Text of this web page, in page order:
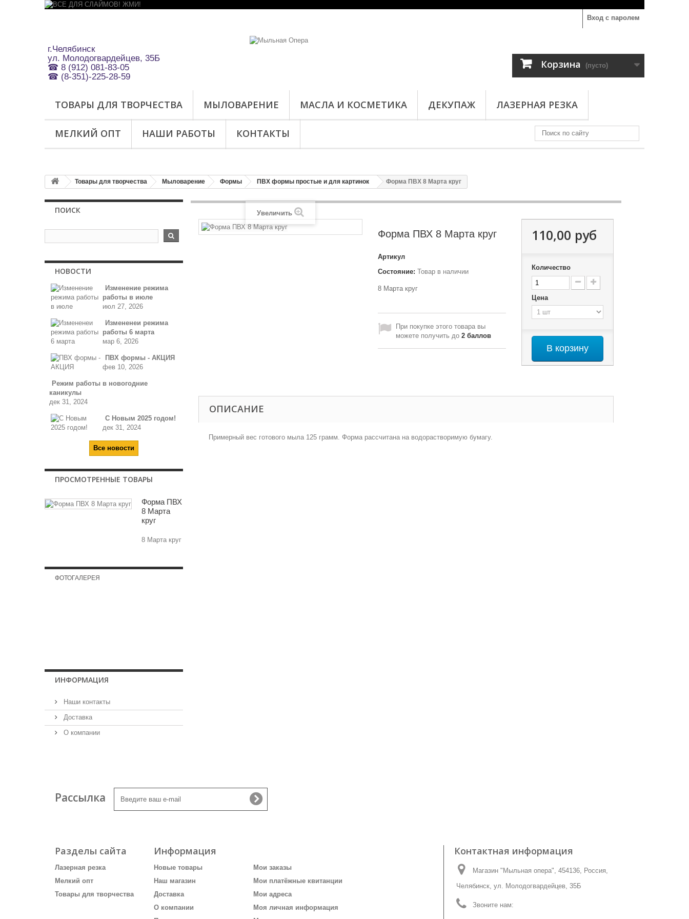
Вход с паролем
Корзина (пусто)
ТОВАРЫ ДЛЯ ТВОРЧЕСТВА МЫЛОВАРЕНИЕ МАСЛА И КОСМЕТИКА ДЕКУПАЖ ЛАЗЕРНАЯ РЕЗКА
МЕЛКИЙ ОПТ НАШИ РАБОТЫ КОНТАКТЫ
г.Челябинск
ул. Молодогвардейцев, 35Б
☎ 8 (912) 081-83-05
☎ (8-351)-225-28-59
Товары для творчества Мыловарение Формы ПВХ формы простые и для картинок Форма ПВХ 8 Марта круг
ПОИСК
НОВОСТИ
Изменение режима
работы в июле
июл 27, 2026
Измененеи режима
работы 6 марта
мар 6, 2026
ПВХ формы - АКЦИЯ
фев 10, 2026
Режим работы в новогодние
каникулы
дек 31, 2024
С Новым 2025 годом!
дек 31, 2024
Все новости
ПРОСМОТРЕННЫЕ ТОВАРЫ
Форма ПВХ
8 Марта
круг
8 Марта круг
ФОТОГАЛЕРЕЯ
ИНФОРМАЦИЯ
Наши контакты
Доставка
О компании
Увеличить
Форма ПВХ 8 Марта круг
Артикул
Состояние: Товар в наличии
8 Марта круг
При покупке этого товара вы
можете получить до 2 баллов
110,00 руб
Количество
Цена
В корзину
ОПИСАНИЕ
Примерный вес готового мыла 125 грамм. Форма рассчитана на водорастворимую бумагу.
Рассылка
Разделы сайта
Лазерная резка
Мелкий опт
Товары для творчества
Информация
Новые товары
Наш магазин
Доставка
О компании
Мои заказы
Мои платёжные квитанции
Мои адреса
Моя личная информация
Контактная информация
Магазин "Мыльная опера", 454136, Россия,
Челябинск, ул. Молодогвардейцев, 35Б
Звоните нам: